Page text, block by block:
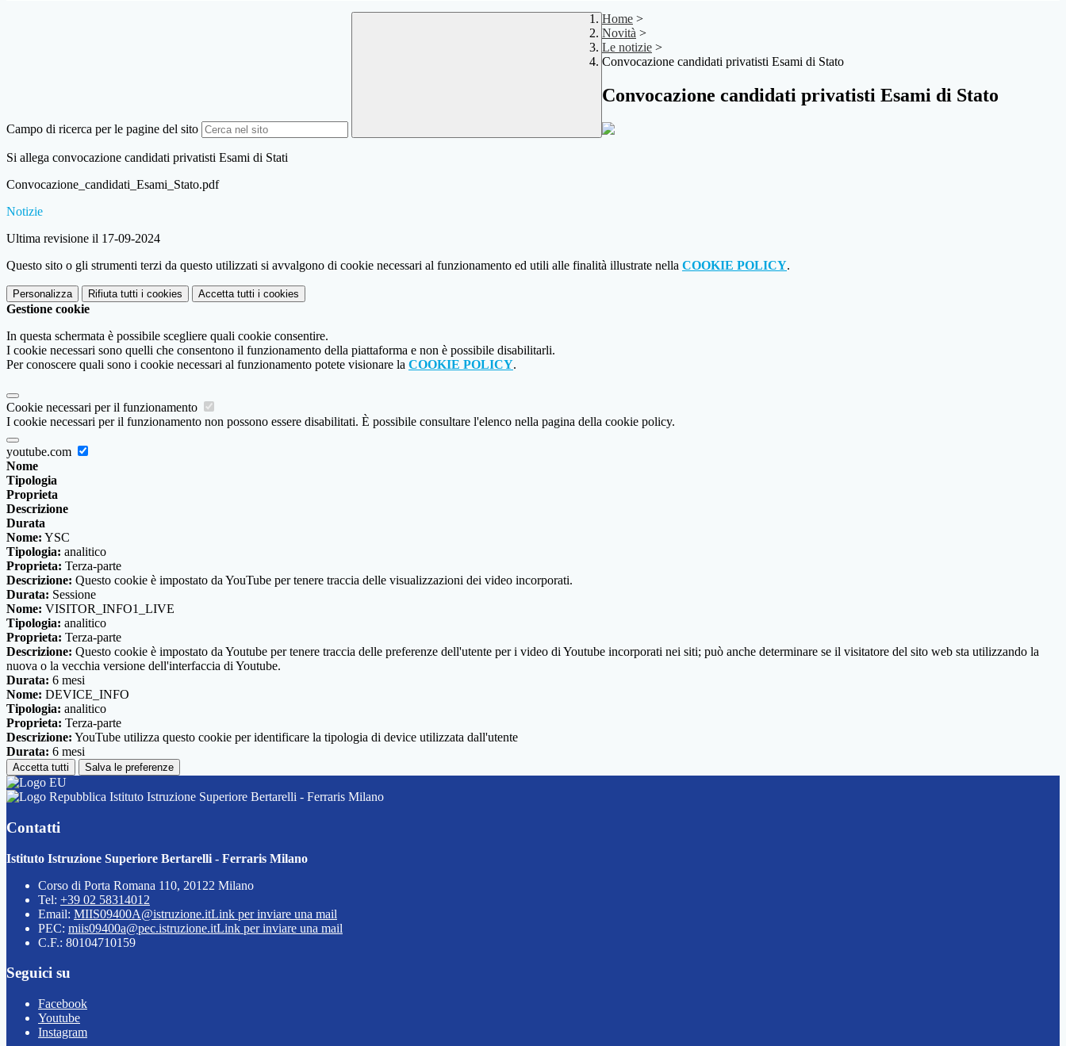
Campo di ricerca per le pagine del sito
Home >
Novità >
Le notizie >
Convocazione candidati privatisti Esami di Stato
Convocazione candidati privatisti Esami di Stato
Si allega convocazione candidati privatisti Esami di Stati
Convocazione_candidati_Esami_Stato.pdf
Notizie
Ultima revisione il 17-09-2024
Questo sito o gli strumenti terzi da questo utilizzati si avvalgono di cookie necessari al funzionamento ed utili alle finalità illustrate nella COOKIE POLICY.
Personalizza Rifiuta tutti i cookies Accetta tutti i cookies
Gestione cookie
In questa schermata è possibile scegliere quali cookie consentire.
I cookie necessari sono quelli che consentono il funzionamento della piattaforma e non è possibile disabilitarli.
Per conoscere quali sono i cookie necessari al funzionamento potete visionare la COOKIE POLICY.
Cookie necessari per il funzionamento
I cookie necessari per il funzionamento non possono essere disabilitati. È possibile consultare l'elenco nella pagina della cookie policy.
youtube.com
Nome
Tipologia
Proprieta
Descrizione
Durata
Nome: YSC
Tipologia: analitico
Proprieta: Terza-parte
Descrizione: Questo cookie è impostato da YouTube per tenere traccia delle visualizzazioni dei video incorporati.
Durata: Sessione
Nome: VISITOR_INFO1_LIVE
Tipologia: analitico
Proprieta: Terza-parte
Descrizione: Questo cookie è impostato da Youtube per tenere traccia delle preferenze dell'utente per i video di Youtube incorporati nei siti; può anche determinare se il visitatore del sito web sta utilizzando la
nuova o la vecchia versione dell'interfaccia di Youtube.
Durata: 6 mesi
Nome: DEVICE_INFO
Tipologia: analitico
Proprieta: Terza-parte
Descrizione: YouTube utilizza questo cookie per identificare la tipologia di device utilizzata dall'utente
Durata: 6 mesi
Accetta tutti Salva le preferenze
Istituto Istruzione Superiore Bertarelli - Ferraris Milano
Contatti
Istituto Istruzione Superiore Bertarelli - Ferraris Milano
Corso di Porta Romana 110, 20122 Milano
Tel: +39 02 58314012
Email: MIIS09400A@istruzione.itLink per inviare una mail
PEC: miis09400a@pec.istruzione.itLink per inviare una mail
C.F.: 80104710159
Seguici su
Facebook
Youtube
Instagram